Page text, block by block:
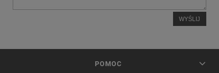
WYŚLIJ
POMOC